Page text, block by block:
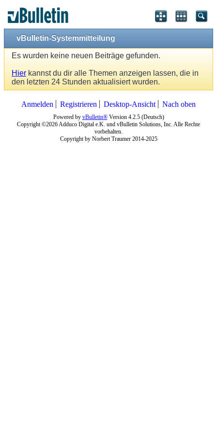
vBulletin-Systemmitteilung
Es wurden keine neuen Beiträge gefunden.
Hier kannst du dir alle Themen anzeigen lassen, die in
den letzten 24 Stunden aktualisiert wurden.
Anmelden Registrieren Desktop-Ansicht Nach oben
Powered by vBulletin®Version 4.2.5 (Deutsch)
Copyright ©2026 Adduco Digital e.K. und vBulletin Solutions, Inc. Alle Rechte
vorbehalten.
Copyright by Norbert Traumer 2014-2025